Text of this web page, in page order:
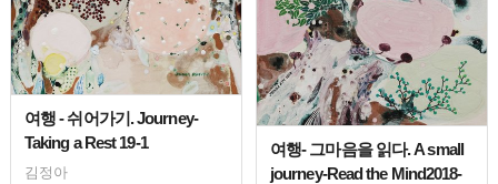
여행 - 쉬어가기. Journey-
Taking a Rest 19-1
김정아
여행- 그마음을 읽다. A small
journey-Read the Mind2018-